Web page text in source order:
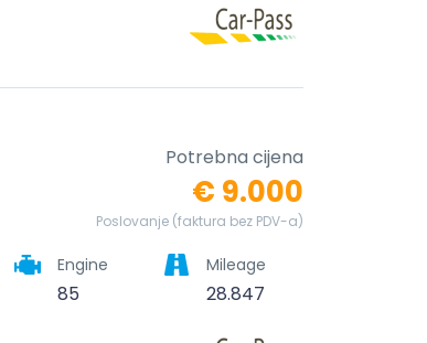
Potrebna cijena
€ 9.000
Poslovanje (faktura bez PDV-a)
Engine
85
Mileage
28.847